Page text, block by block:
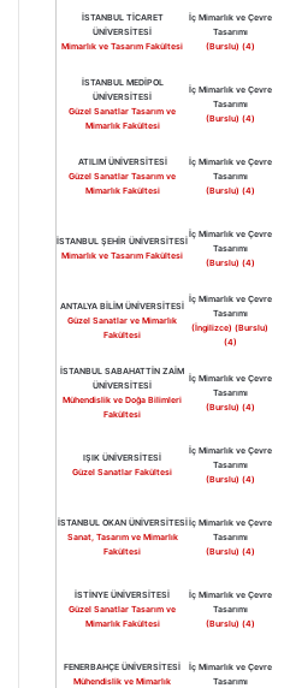
İSTANBUL TİCARET
ÜNİVERSİTESİ
Mimarlık ve Tasarım Fakültesi
İç Mimarlık ve Çevre
Tasarımı
(Burslu) (4)
İSTANBUL MEDİPOL
ÜNİVERSİTESİ
Güzel Sanatlar Tasarım ve
Mimarlık Fakültesi
İç Mimarlık ve Çevre
Tasarımı
(Burslu) (4)
ATILIM ÜNİVERSİTESİ
Güzel Sanatlar Tasarım ve
Mimarlık Fakültesi
İç Mimarlık ve Çevre
Tasarımı
(Burslu) (4)
İSTANBUL ŞEHİR ÜNİVERSİTESİ
Mimarlık ve Tasarım Fakültesi
İç Mimarlık ve Çevre
Tasarımı
(Burslu) (4)
ANTALYA BİLİM ÜNİVERSİTESİ
Güzel Sanatlar ve Mimarlık
Fakültesi
İç Mimarlık ve Çevre
Tasarımı
(İngilizce) (Burslu)
(4)
İSTANBUL SABAHATTİN ZAİM
ÜNİVERSİTESİ
Mühendislik ve Doğa Bilimleri
Fakültesi
İç Mimarlık ve Çevre
Tasarımı
(Burslu) (4)
IŞIK ÜNİVERSİTESİ
Güzel Sanatlar Fakültesi
İç Mimarlık ve Çevre
Tasarımı
(Burslu) (4)
İSTANBUL OKAN ÜNİVERSİTESİ
Sanat, Tasarım ve Mimarlık
Fakültesi
İç Mimarlık ve Çevre
Tasarımı
(Burslu) (4)
İSTİNYE ÜNİVERSİTESİ
Güzel Sanatlar Tasarım ve
Mimarlık Fakültesi
İç Mimarlık ve Çevre
Tasarımı
(Burslu) (4)
FENERBAHÇE ÜNİVERSİTESİ
Mühendislik ve Mimarlık
İç Mimarlık ve Çevre
Tasarımı